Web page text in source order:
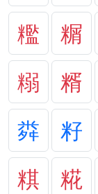
糮
糏
糑
糈
粦
籽
粸
糀